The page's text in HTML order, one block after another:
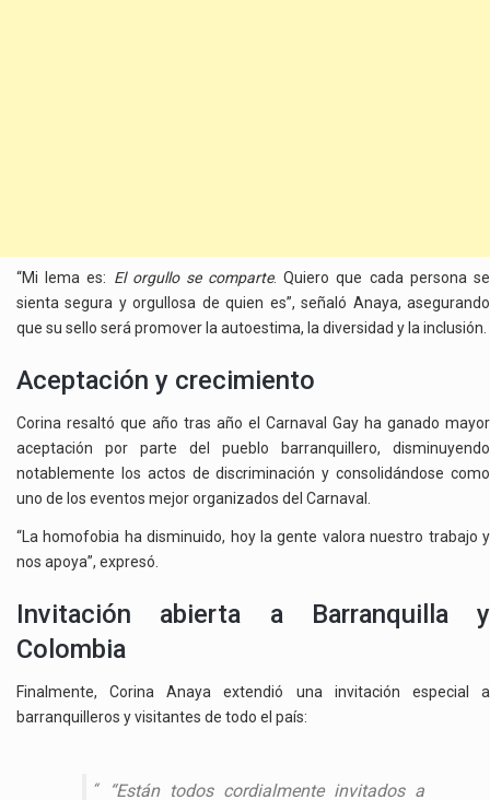
“Mi lema es: El orgullo se comparte. Quiero que cada persona se
sienta segura y orgullosa de quien es”, señaló Anaya, asegurando
que su sello será promover la autoestima, la diversidad y la inclusión.
Aceptación y crecimiento
Corina resaltó que año tras año el Carnaval Gay ha ganado mayor
aceptación por parte del pueblo barranquillero, disminuyendo
notablemente los actos de discriminación y consolidándose como
uno de los eventos mejor organizados del Carnaval.
“La homofobia ha disminuido, hoy la gente valora nuestro trabajo y
nos apoya”, expresó.
Invitación abierta a Barranquilla y
Colombia
Finalmente, Corina Anaya extendió una invitación especial a
barranquilleros y visitantes de todo el país:
“Están todos cordialmente invitados a